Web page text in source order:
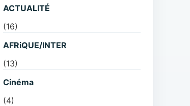
ACTUALITÉ
(16)
AFRiQUE/INTER
(13)
Cinéma
(4)